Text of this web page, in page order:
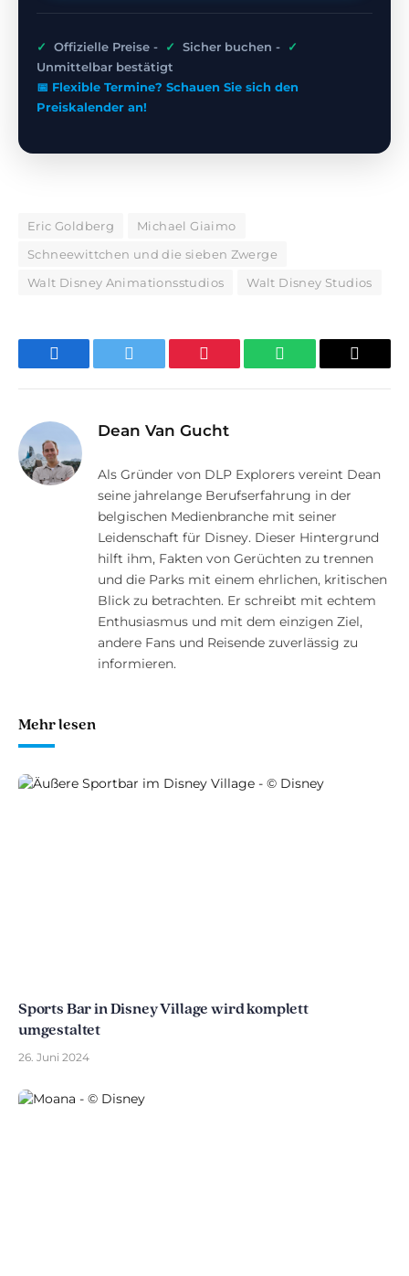
✓ Offizielle Preise - ✓ Sicher buchen -
✓
Unmittelbar bestätigt
📅 Flexible Termine? Schauen Sie sich den
Preiskalender an!
Eric Goldberg
Michael Giaimo
Schneewittchen und die sieben Zwerge
Walt Disney Animationsstudios
Walt Disney Studios
Facebook Twitter Pinterest WhatsApp E-
Dean Van Gucht
Als Gründer von DLP Explorers vereint Dean
seine jahrelange Berufserfahrung in der
belgischen Medienbranche mit seiner
Leidenschaft für Disney. Dieser Hintergrund
hilft ihm, Fakten von Gerüchten zu trennen
und die Parks mit einem ehrlichen, kritischen
Blick zu betrachten. Er schreibt mit echtem
Enthusiasmus und mit dem einzigen Ziel,
andere Fans und Reisende zuverlässig zu
informieren.
Mehr lesen
Sports Bar in Disney Village wird komplett
umgestaltet
26. Juni 2024